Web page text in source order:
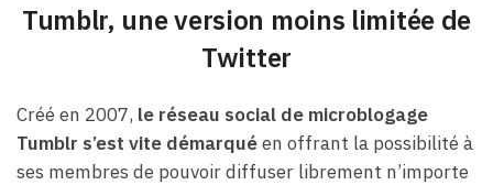
Tumblr, une version moins limitée de
Twitter
Créé en 2007, le réseau social de microblogage
Tumblr s’est vite démarquéen offrant la possibilité à
ses membres de pouvoir diffuser librement n’importe